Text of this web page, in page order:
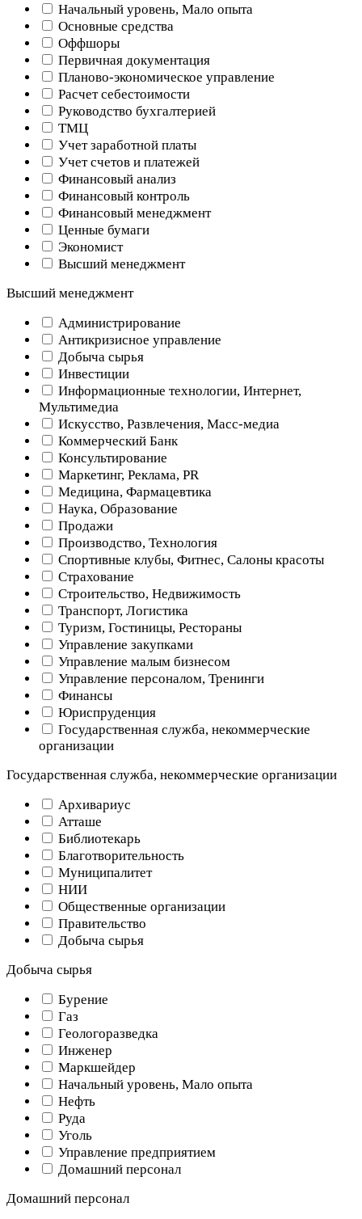
Начальный уровень, Мало опыта
Основные средства
Оффшоры
Первичная документация
Планово-экономическое управление
Расчет себестоимости
Руководство бухгалтерией
ТМЦ
Учет заработной платы
Учет счетов и платежей
Финансовый анализ
Финансовый контроль
Финансовый менеджмент
Ценные бумаги
Экономист
Высший менеджмент
Высший менеджмент
Администрирование
Антикризисное управление
Добыча cырья
Инвестиции
Информационные технологии, Интернет,
Мультимедиа
Искусство, Развлечения, Масс-медиа
Коммерческий Банк
Консультирование
Маркетинг, Реклама, PR
Медицина, Фармацевтика
Наука, Образование
Продажи
Производство, Технология
Спортивные клубы, Фитнес, Салоны красоты
Страхование
Строительство, Недвижимость
Транспорт, Логистика
Туризм, Гостиницы, Рестораны
Управление закупками
Управление малым бизнесом
Управление персоналом, Тренинги
Финансы
Юриспруденция
Государственная служба, некоммерческие
организации
Государственная служба, некоммерческие организации
Архивариус
Атташе
Библиотекарь
Благотворительность
Муниципалитет
НИИ
Общественные организации
Правительство
Добыча сырья
Добыча сырья
Бурение
Газ
Геологоразведка
Инженер
Маркшейдер
Начальный уровень, Мало опыта
Нефть
Руда
Уголь
Управление предприятием
Домашний персонал
Домашний персонал